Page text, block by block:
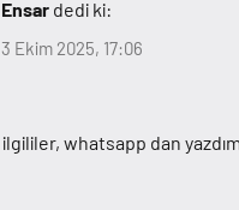
Ensar dedi ki:
3 Ekim 2025, 17:06
whatsapp dan